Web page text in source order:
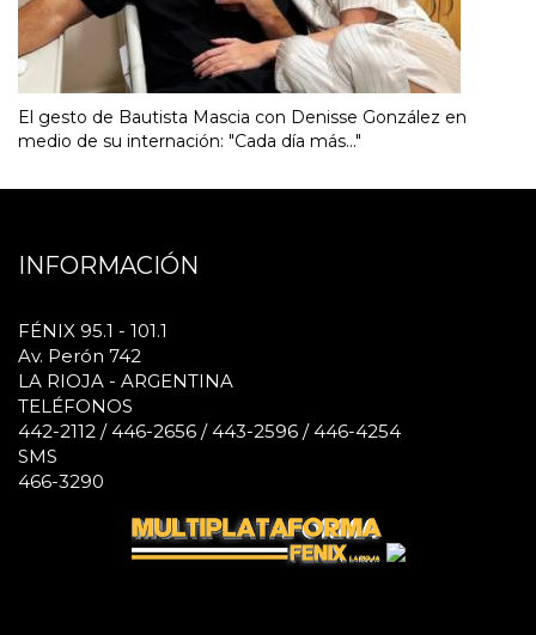
El gesto de Bautista Mascia con Denisse González en
medio de su internación: "Cada día más..."
INFORMACIÓN
FÉNIX 95.1 - 101.1
Av. Perón 742
LA RIOJA - ARGENTINA
TELÉFONOS
442-2112 / 446-2656 / 443-2596 / 446-4254
SMS
466-3290